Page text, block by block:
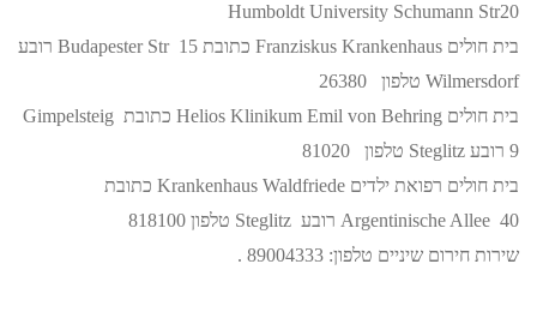
Humboldt University Schumann Str20
בית חולים Franziskus Krankenhaus כתובת 15 Budapester Str רובע
Wilmersdorf טלפון 26380
בית חולים Helios Klinikum Emil von Behring כתובת Gimpelsteig
9 רובע Steglitz טלפון 81020
בית חולים רפואת ילדים Krankenhaus Waldfriede כתובת
Argentinische Allee 40 רובע Steglitz טלפון 818100
שירות חירום שיניים טלפון: 89004333 .